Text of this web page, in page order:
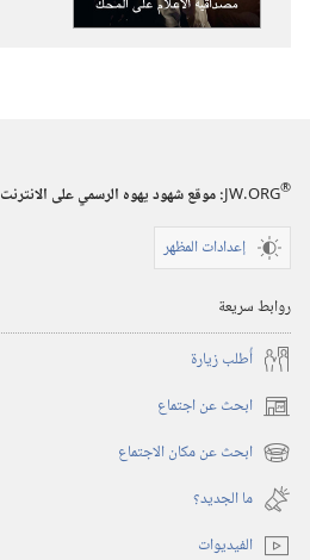
JW.ORG®
:‏ موقع شهود يهوه الرسمي على الانترنت
إعدادات المظهر
روابط سريعة
أُطلب زيارة
ابحث عن اجتماع (يفتح
نافذة
جديدة)
ابحث عن مكان الاجتماع (يفتح
نافذة
جديدة)
ما الجديد؟‏
الفيديوات